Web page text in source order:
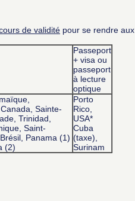
de validité pour se rendre
Passeport
+ visa ou
passeport
à lecture
optique
Sainte-
Trinidad,
Saint-
Panama (1)
(2)
Porto
Rico,
USA*
Cuba
(taxe),
Surinam